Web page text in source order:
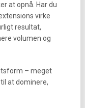
at opnå. Har du
virke
resultat,
volumen og
– meget
at dominere,